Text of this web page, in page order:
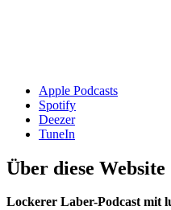
Apple Podcasts
Spotify
Deezer
TuneIn
Über diese Website
Lockerer Laber-Podcast mit